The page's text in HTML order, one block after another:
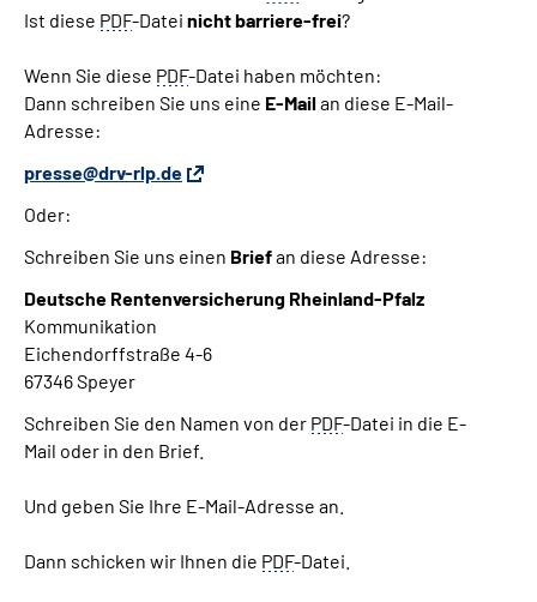
Ist diese PDF-Datei nicht barriere-frei?
Wenn Sie diese PDF-Datei haben möchten:
Dann schreiben Sie uns eine E-Mailan diese E-Mail-
Adresse:
presse@drv-rlp.de
Oder:
Schreiben Sie uns einen Briefan diese Adresse:
Deutsche Rentenversicherung Rheinland-Pfalz
Kommunikation
Eichendorffstraße 4-6
67346 Speyer
Schreiben Sie den Namen von der PDF-Datei in die E-
Mail oder in den Brief.
Und geben Sie Ihre E-Mail-Adresse an.
Dann schicken wir Ihnen die PDF-Datei.